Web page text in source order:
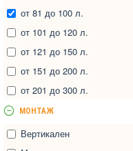
МОНТАЖ
Вертикален
от 81 до 100 л.
от 101 до 120 л.
от 121 до 150 л.
от 151 до 200 л.
от 201 до 300 л.
от 201 до 500 л.
от 251 до 300 л.
от 301 до 500 л.